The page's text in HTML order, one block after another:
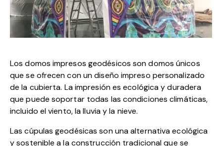
Los domos impresos geodésicos son domos únicos
que se ofrecen con un diseño impreso personalizado
de la cubierta. La impresión es ecológica y duradera
que puede soportar todas las condiciones climáticas,
incluido el viento, la lluvia y la nieve.
Las cúpulas geodésicas son una alternativa ecológica
y sostenible a la construcción tradicional que se